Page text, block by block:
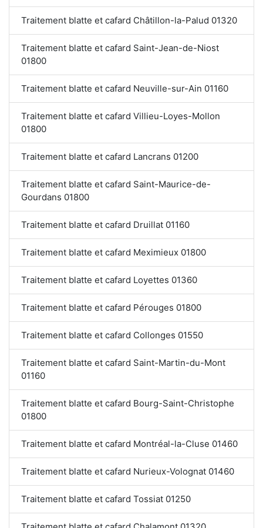
Traitement blatte et cafard Châtillon-la-Palud 01320
Traitement blatte et cafard Saint-Jean-de-Niost
01800
Traitement blatte et cafard Neuville-sur-Ain 01160
Traitement blatte et cafard Villieu-Loyes-Mollon
01800
Traitement blatte et cafard Lancrans 01200
Traitement blatte et cafard Saint-Maurice-de-
Gourdans 01800
Traitement blatte et cafard Druillat 01160
Traitement blatte et cafard Meximieux 01800
Traitement blatte et cafard Loyettes 01360
Traitement blatte et cafard Pérouges 01800
Traitement blatte et cafard Collonges 01550
Traitement blatte et cafard Saint-Martin-du-Mont
01160
Traitement blatte et cafard Bourg-Saint-Christophe
01800
Traitement blatte et cafard Montréal-la-Cluse 01460
Traitement blatte et cafard Nurieux-Volognat 01460
Traitement blatte et cafard Tossiat 01250